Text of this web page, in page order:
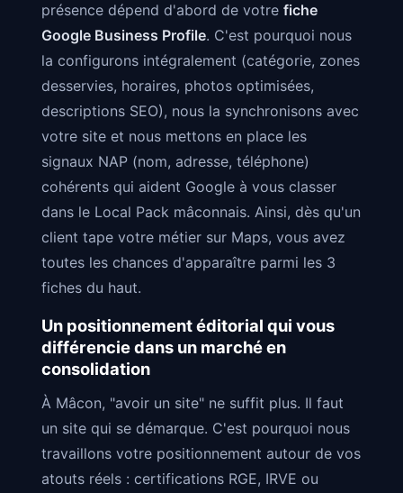
présence dépend d'abord de votre fiche
Google Business Profile. C'est pourquoi nous
la configurons intégralement (catégorie, zones
desservies, horaires, photos optimisées,
descriptions SEO), nous la synchronisons avec
votre site et nous mettons en place les
signaux NAP (nom, adresse, téléphone)
cohérents qui aident Google à vous classer
dans le Local Pack mâconnais. Ainsi, dès qu'un
client tape votre métier sur Maps, vous avez
toutes les chances d'apparaître parmi les 3
fiches du haut.
Un positionnement éditorial qui vous
différencie dans un marché en
consolidation
À Mâcon, "avoir un site" ne suffit plus. Il faut
un site qui se démarque. C'est pourquoi nous
travaillons votre positionnement autour de vos
atouts réels : certifications RGE, IRVE ou